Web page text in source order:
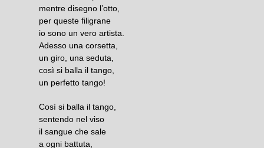
mentre disegno l’otto,
per queste filigrane
io sono un vero artista.
Adesso una corsetta,
un giro, una seduta,
così si balla il tango,
un perfetto tango!
Così si balla il tango,
sentendo nel viso
il sangue che sale
a ogni battuta,